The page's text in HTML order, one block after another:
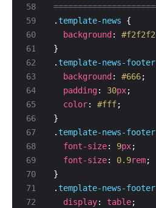
58
59
60
61
63
64
65
66
67
68
69
70
71
.template-news
background : #f2f2f2
.template-news-footer
background : #666
padding: 30px
color: #fff
.template-news-footer
font-size: 9px
font-size: 0.9rem
.template-news-footer
display: table